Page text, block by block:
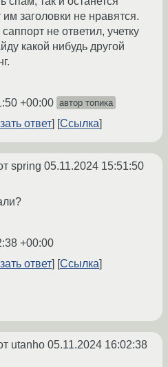
заголовки не нравятся.
не ответил, учетку
какой нибудь другой
+00:00 автор топика
ответ Ссылка
spring 05.11.2024 15:51:50
+00:00
ответ Ссылка
utanho 05.11.2024 16:02:38